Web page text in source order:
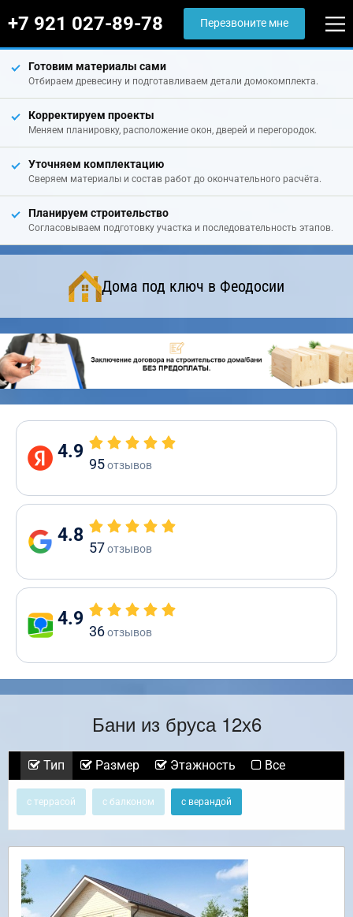
+7 921 027-89-78 Перезвоните мне
Готовим материалы сами
Отбираем древесину и подготавливаем детали домокомплекта.
Корректируем проекты
Меняем планировку, расположение окон, дверей и перегородок.
Уточняем комплектацию
Сверяем материалы и состав работ до окончательного расчёта.
Планируем строительство
Согласовываем подготовку участка и последовательность этапов.
Дома под ключ в Феодосии
4.9
95отзывов
4.8
57отзывов
4.9
36отзывов
Бани из бруса 12х6
Тип Размер Этажность Все
с террасой с балконом с верандой